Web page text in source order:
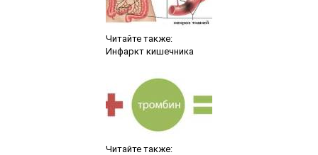
Читайте также:
Инфаркт кишечника
Читайте также: